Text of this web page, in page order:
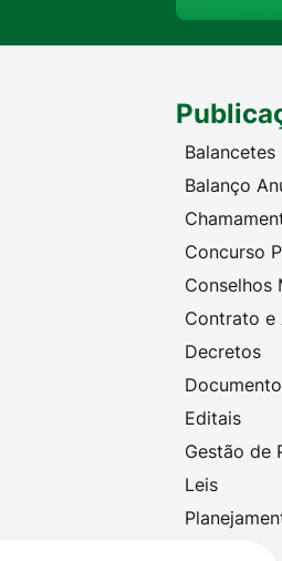
Balancetes
Balanço
Concurso
Conselhos
Contrato e
Decretos
Editais
Gestão de
Leis